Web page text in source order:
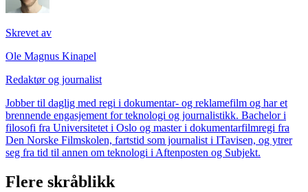
Skrevet av
Ole Magnus Kinapel
Redaktør og journalist
Jobber til daglig med regi i dokumentar- og reklamefilm og har et
brennende engasjement for teknologi og journalistikk. Bachelor i
filosofi fra Universitetet i Oslo og master i dokumentarfilmregi fra
Den Norske Filmskolen, fartstid som journalist i ITavisen, og ytrer
seg fra tid til annen om teknologi i Aftenposten og Subjekt.
Flere skråblikk